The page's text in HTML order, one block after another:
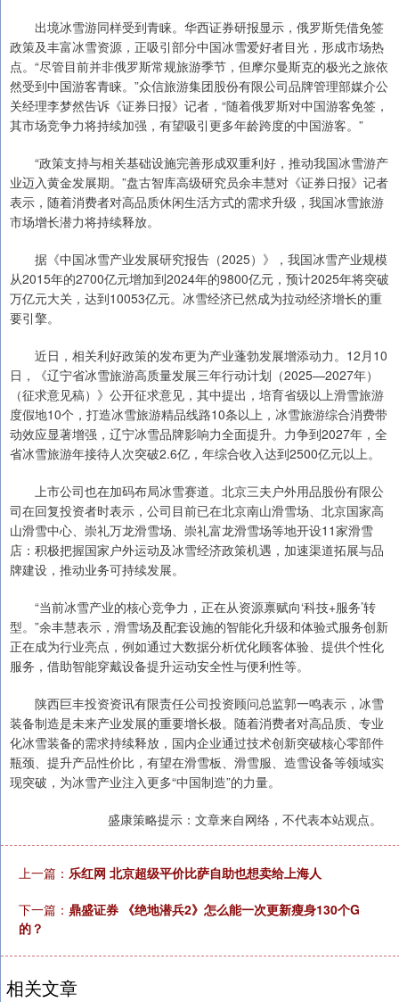
出境冰雪游同样受到青睐。华西证券研报显示，俄罗斯凭借免签
政策及丰富冰雪资源，正吸引部分中国冰雪爱好者目光，形成市场热
点。“尽管目前并非俄罗斯常规旅游季节，但摩尔曼斯克的极光之旅依
然受到中国游客青睐。”众信旅游集团股份有限公司品牌管理部媒介公
关经理李梦然告诉《证券日报》记者，“随着俄罗斯对中国游客免签，
其市场竞争力将持续加强，有望吸引更多年龄跨度的中国游客。”
“政策支持与相关基础设施完善形成双重利好，推动我国冰雪游产
业迈入黄金发展期。”盘古智库高级研究员余丰慧对《证券日报》记者
表示，随着消费者对高品质休闲生活方式的需求升级，我国冰雪旅游
市场增长潜力将持续释放。
据《中国冰雪产业发展研究报告（2025）》，我国冰雪产业规模
从2015年的2700亿元增加到2024年的9800亿元，预计2025年将突破
万亿元大关，达到10053亿元。冰雪经济已然成为拉动经济增长的重
要引擎。
近日，相关利好政策的发布更为产业蓬勃发展增添动力。12月10
日，《辽宁省冰雪旅游高质量发展三年行动计划（2025—2027年）
（征求意见稿）》公开征求意见，其中提出，培育省级以上滑雪旅游
度假地10个，打造冰雪旅游精品线路10条以上，冰雪旅游综合消费带
动效应显著增强，辽宁冰雪品牌影响力全面提升。力争到2027年，全
省冰雪旅游年接待人次突破2.6亿，年综合收入达到2500亿元以上。
上市公司也在加码布局冰雪赛道。北京三夫户外用品股份有限公
司在回复投资者时表示，公司目前已在北京南山滑雪场、北京国家高
山滑雪中心、崇礼万龙滑雪场、崇礼富龙滑雪场等地开设11家滑雪
店：积极把握国家户外运动及冰雪经济政策机遇，加速渠道拓展与品
牌建设，推动业务可持续发展。
“当前冰雪产业的核心竞争力，正在从资源禀赋向‘科技+服务’转
型。”余丰慧表示，滑雪场及配套设施的智能化升级和体验式服务创新
正在成为行业亮点，例如通过大数据分析优化顾客体验、提供个性化
服务，借助智能穿戴设备提升运动安全性与便利性等。
陕西巨丰投资资讯有限责任公司投资顾问总监郭一鸣表示，冰雪
装备制造是未来产业发展的重要增长极。随着消费者对高品质、专业
化冰雪装备的需求持续释放，国内企业通过技术创新突破核心零部件
瓶颈、提升产品性价比，有望在滑雪板、滑雪服、造雪设备等领域实
现突破，为冰雪产业注入更多“中国制造”的力量。
盛康策略提示：文章来自网络，不代表本站观点。
上一篇： 乐红网 北京超级平价比萨自助也想卖给上海人
下一篇： 鼎盛证券 《绝地潜兵2》怎么能一次更新瘦身130个G
的？
相关文章